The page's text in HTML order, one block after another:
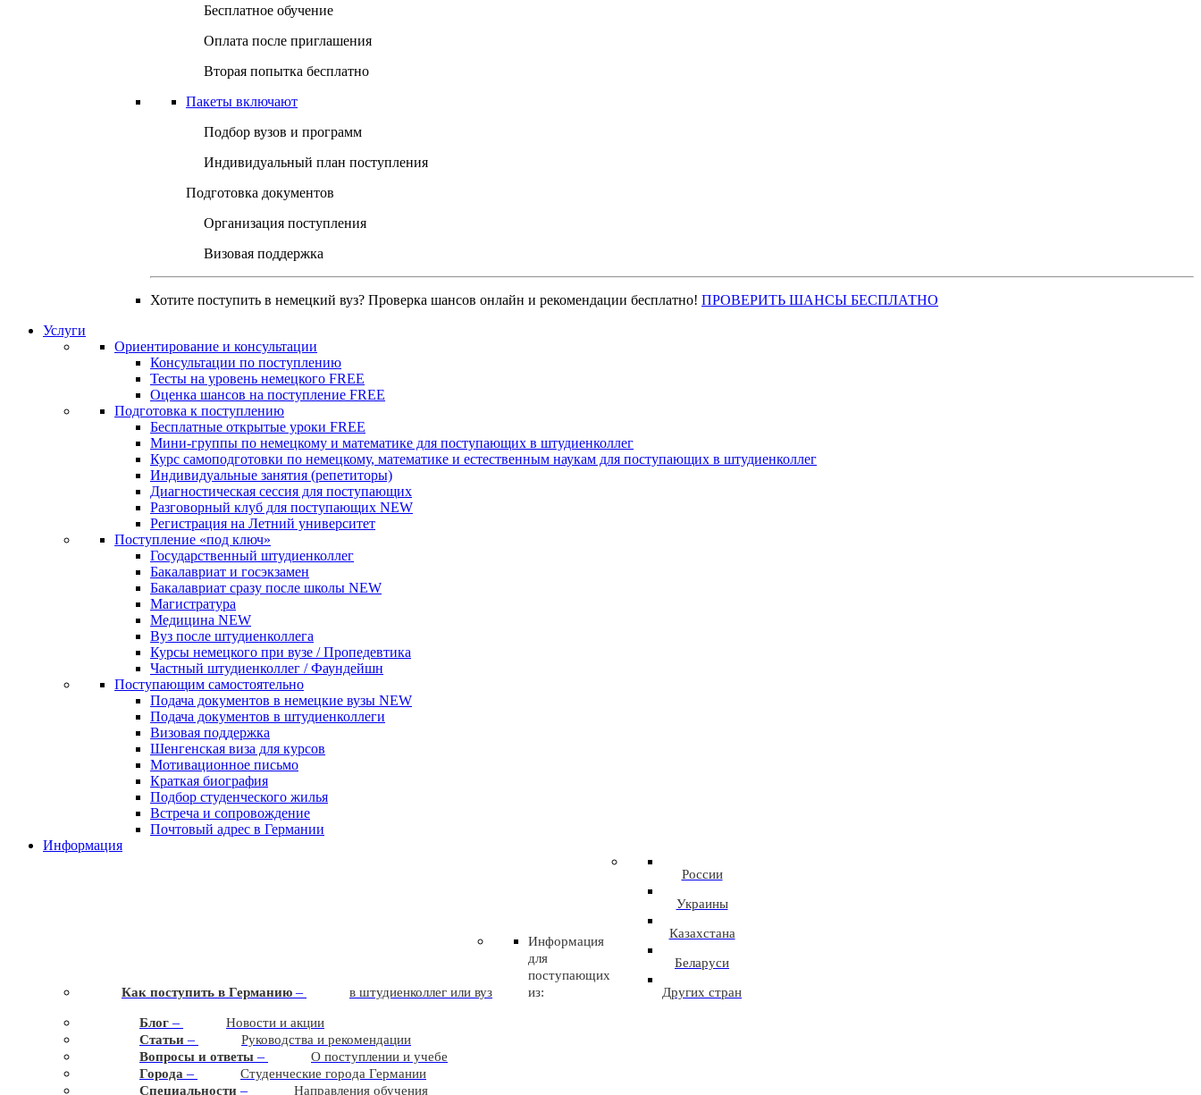
Бесплатное обучение
Оплата после приглашения
Вторая попытка бесплатно
Пакеты включают
Подбор вузов и программ
Индивидуальный план поступления
Подготовка документов
Организация поступления
Визовая поддержка
Хотите поступить в немецкий вуз? Проверка шансов онлайн и рекомендации бесплатно! ПРОВЕРИТЬ ШАНСЫ БЕСПЛАТНО
Услуги
Ориентирование и консультации
Консультации по поступлению
Тесты на уровень немецкого FREE
Оценка шансов на поступление FREE
Подготовка к поступлению
Бесплатные открытые уроки FREE
Мини-группы по немецкому и математике для поступающих в штудиенколлег
Курс самоподготовки по немецкому, математике и естественным наукам для поступающих в штудиенколлег
Индивидуальные занятия (репетиторы)
Диагностическая сессия для поступающих
Разговорный клуб для поступающих NEW
Регистрация на Летний университет
Поступление «под ключ»
Государственный штудиенколлег
Бакалавриат и госэкзамен
Бакалавриат сразу после школы NEW
Магистратура
Медицина NEW
Вуз после штудиенколлега
Курсы немецкого при вузе / Пропедевтика
Частный штудиенколлег / Фаундейшн
Поступающим самостоятельно
Подача документов в немецкие вузы NEW
Подача документов в штудиенколлеги
Визовая поддержка
Шенгенская виза для курсов
Мотивационное письмо
Краткая биография
Подбор студенческого жилья
Встреча и сопровождение
Почтовый адрес в Германии
Информация
Как поступить в Германию – в штудиенколлег или вуз
Информация
для
поступающих
из:
России
Украины
Казахстана
Беларуси
Других стран
Блог –
Новости и акции
Статьи –
Руководства и рекомендации
Вопросы и ответы –
О поступлении и учебе
Города –
Студенческие города Германии
Cпециальности –
Направления обучения